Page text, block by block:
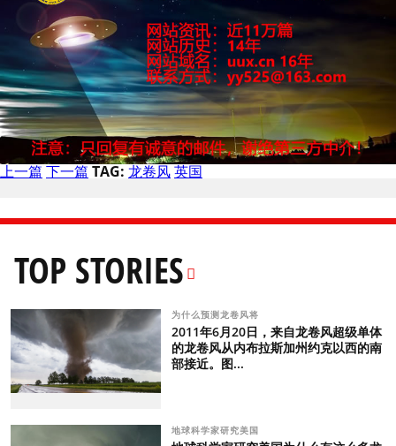
上一篇 下一篇 TAG: 龙卷风英国
TOP STORIES
为什么预测龙卷风将
2011年6月20日，来自龙卷风超级单体
的龙卷风从内布拉斯加州约克以西的南
部接近。图...
地球科学家研究美国